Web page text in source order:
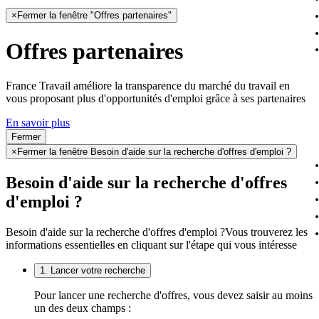
× Fermer la fenêtre "Offres partenaires"
Offres partenaires
France Travail améliore la transparence du marché du travail en
vous proposant plus d'opportunités d'emploi grâce à ses partenaires
En savoir plus
Fermer
× Fermer la fenêtre Besoin d'aide sur la recherche d'offres d'emploi ?
Besoin d'aide sur la recherche d'offres
d'emploi ?
Besoin d'aide sur la recherche d'offres d'emploi ?Vous trouverez les
informations essentielles en cliquant sur l'étape qui vous intéresse
1. Lancer votre recherche
Pour lancer une recherche d'offres, vous devez saisir au moins
un des deux champs :